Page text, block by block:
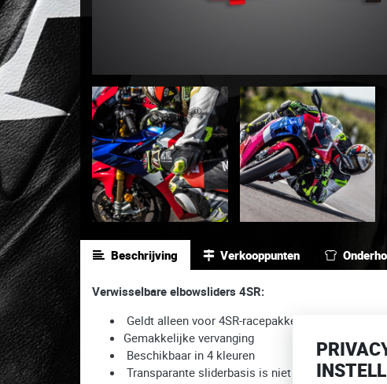
Beschrijving Verkooppunten
Verwisselbare elbowsliders 4SR:
Geldt alleen voor 4SR-racepakken met
Gemakkelijke vervanging
Beschikbaar in 4 kleuren
Transparante sliderbasis is niet inbegrepen